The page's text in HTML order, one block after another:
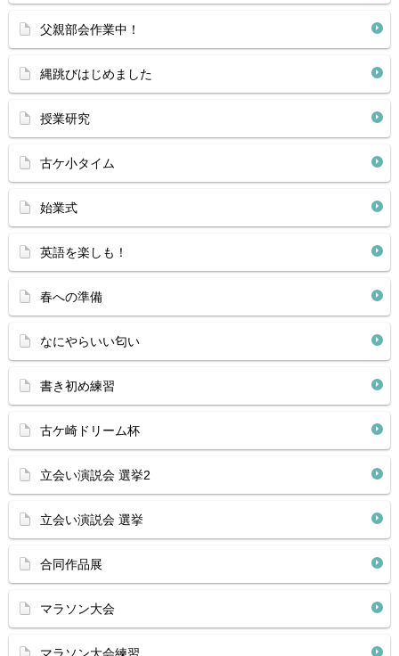
父親部会作業中！
縄跳びはじめました
授業研究
古ケ小タイム
始業式
英語を楽しも！
春への準備
なにやらいい匂い
書き初め練習
古ケ崎ドリーム杯
立会い演説会 選挙2
立会い演説会 選挙
合同作品展
マラソン大会